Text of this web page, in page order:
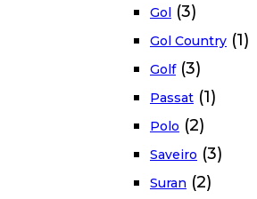
Gol (3)
Gol Country (1)
Golf (3)
Passat (1)
Polo (2)
Saveiro (3)
Suran (2)